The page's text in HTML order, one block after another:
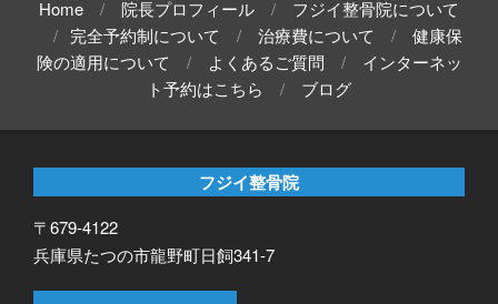
Home 院長プロフィール
フジイ整骨院について
完全予約制について
治療費について
健康保
険の適用について
よくあるご質問
インターネッ
ト予約はこちら
ブログ
フジイ整骨院
〒679-4122
兵庫県たつの市龍野町日飼341-7